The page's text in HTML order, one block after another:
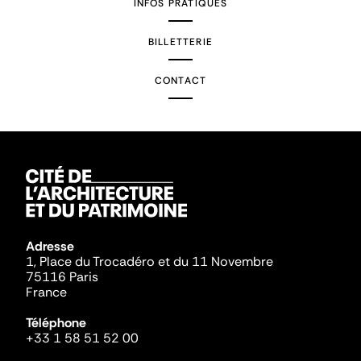
INFOS PRATIQUES
BILLETTERIE
CONTACT
Adresse
1, Place du Trocadéro et du 11 Novembre
75116 Paris
France
Téléphone
+33 1 58 51 52 00